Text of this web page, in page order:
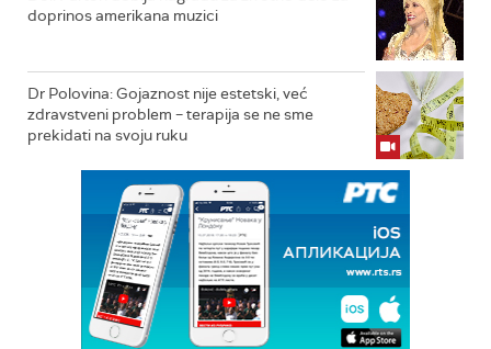
doprinos amerikana muzici
Dr Polovina: Gojaznost nije estetski, već
zdravstveni problem – terapija se ne sme
prekidati na svoju ruku